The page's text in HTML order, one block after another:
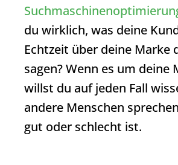
du wirklich, was deine
Echtzeit über deine Marke
sagen? Wenn es um deine
willst du auf jeden Fall
andere Menschen
gut oder schlecht ist.